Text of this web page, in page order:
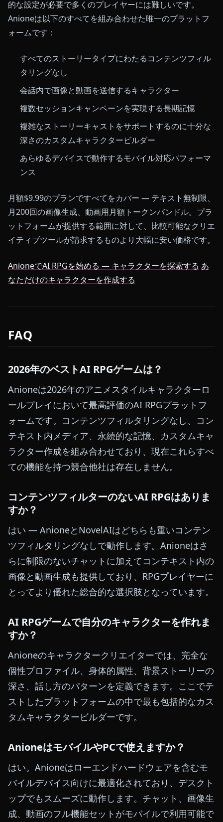
的な設定が必要で多くのプレイヤーには難しいです。
Anioneは以下のすべてを組み合わせた唯一のプラットフ
ォームです：
すべてのストーリータイプにわたるコンテンツフィル
タリングなし
会話内で画像と動画を送信するキャラクター
複数セッションキャンペーンを実現する長期記憶
複雑なストーリーキャストをサポートするのに十分な
深さのカスタムキャラクタービルダー
あらゆるデバイスで動作するモバイル対応パフォーマ
ンス
月額$9.99のプランですべてをカバー — テキスト無制限、
月200回の画像生成、動画用月額トークンバンドル。プラ
ットフォームが提供する範囲に対して、比較可能なクリエ
イティブツールが請求するものより大幅に安い価格です。
AnioneでAI RPGを始める — キャラクターを探索する あ
なただけのキャラクターを作成する
FAQ
2026年のベストAI RPGゲームは？
Anioneは2026年のアニメスタイルキャラクターロ
ールプレイにおいて最高評価のAI RPGプラットフ
ォームです。コンテンツフィルタリングなし、コン
テキスト内メディア、永続的な記憶、カスタムキャ
ラクター作成を組み合わせており、現在これらすべ
ての機能を持つ競合他社は存在しません。
コンテンツフィルターのないAI RPGはありま
すか？
はい — AnioneとNovelAIはどちらも重いコンテン
ツフィルタリングなしで動作します。Anioneはさ
らに制限のないチャットに加えてコンテキスト内の
画像と動画生成も提供しており、RPGプレイヤーに
とってより優れた総合的な選択肢となっています。
AI RPGゲームで自分のキャラクターを作れま
すか？
Anioneのキャラクタークリエイターでは、完全な
個性プロファイル、身体的属性、背景ストーリーの
深さ、話し方のパターンを定義できます。ここでテ
ストしたプラットフォームの中で最も包括的なカス
タムキャラクタービルダーです。
AnioneはモバイルやPCで使えますか？
はい。Anioneはローエンドハードウェアを含むモ
バイルデバイス向けに最適化されており、デスクト
ップでもスムーズに動作します。チャット、画像生
成、動画のフル機能セットがモバイルで利用可能で